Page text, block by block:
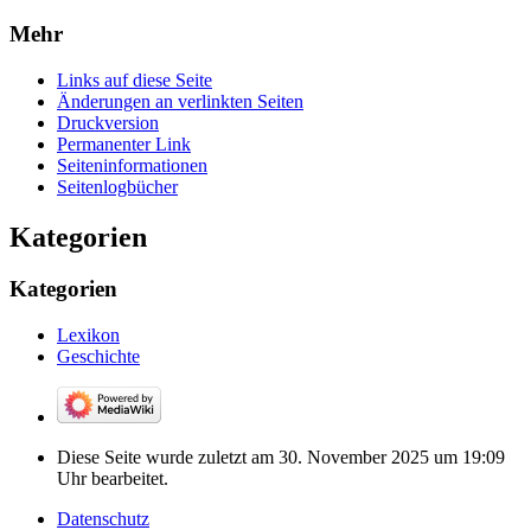
Mehr
Links auf diese Seite
Änderungen an verlinkten Seiten
Druckversion
Permanenter Link
Seiten­­informationen
Seitenlogbücher
Kategorien
Kategorien
Lexikon
Geschichte
Diese Seite wurde zuletzt am 30. November 2025 um 19:09
Uhr bearbeitet.
Datenschutz